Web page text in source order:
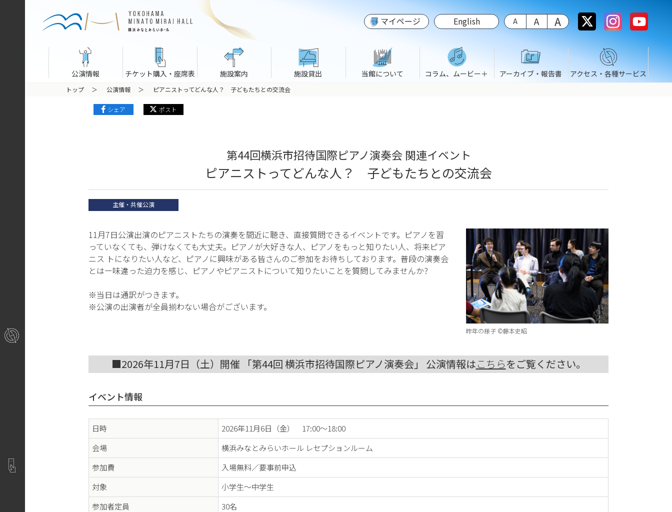
マイページ English
公演情報 チケット購入・座席表 施設案内 施設貸出 当館について コラム、ムービー＋ アーカイブ・報告書 アクセス・各種サービス
トップ 公演情報 ピアニストってどんな人？ 子どもたちとの交流会
シェア ポスト
第44回横浜市招待国際ピアノ演奏会 関連イベント
ピアニストってどんな人？ 子どもたちとの交流会
主催・共催公演
11月7日公演出演のピアニストたちの演奏を間近に聴き、直接質問できるイベントです。ピアノを習
っていなくても、弾けなくても大丈夫。ピアノが大好きな人、ピアノをもっと知りたい人、将来ピア
ニス トになりたい人など、ピアノに興味がある皆さんのご参加をお待ちしております。普段の演奏会
とはー味違った迫力を感じ、ピアノやピアニストについて知りたいことを質問してみませんか?
※当日は通訳がつきます。
※公演の出演者が全員揃わない場合がございます。
昨年の様子 ©藤本史昭
■2026年11月7日（土）開催 「第44回 横浜市招待国際ピアノ演奏会」 公演情報はこちらをご覧ください。
イベント情報
日時
2026年11月6日（金） 17:00～18:00
会場
横浜みなとみらいホール レセプションルーム
参加費
入場無料／要事前申込
対象
小学生～中学生
参加者定員
30名